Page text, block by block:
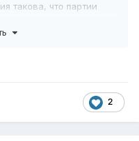
такова, что партии
с партиями в
звучание сопрано в
2